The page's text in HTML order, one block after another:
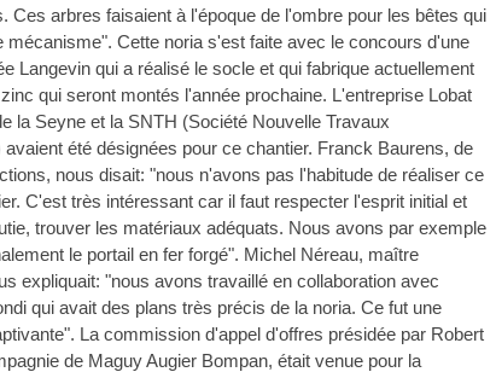
Ces arbres faisaient à l'époque de l'ombre pour les bêtes qui
mécanisme". Cette noria s'est faite avec le concours d'une
Langevin qui a réalisé le socle et qui fabrique actuellement
qui seront montés l'année prochaine. L'entreprise Lobat
la Seyne et la SNTH (Société Nouvelle Travaux
avaient été désignées pour ce chantier. Franck Baurens, de
nous disait: "nous n'avons pas l'habitude de réaliser ce
C'est très intéressant car il faut respecter l'esprit initial et
trouver les matériaux adéquats. Nous avons par exemple
le portail en fer forgé". Michel Néreau, maître
expliquait: "nous avons travaillé en collaboration avec
qui avait des plans très précis de la noria. Ce fut une
La commission d'appel d'offres présidée par Robert
de Maguy Augier Bompan, était venue pour la